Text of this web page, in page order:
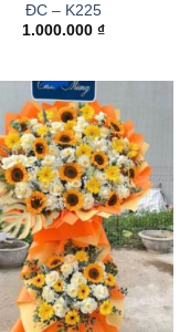
ĐC – K225
1.000.000 ₫